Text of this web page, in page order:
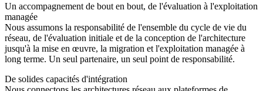
Un accompagnement de bout en bout, de l'évaluation à l'exploitation
managée
Nous assumons la responsabilité de l'ensemble du cycle de vie du
réseau, de l'évaluation initiale et de la conception de l'architecture
jusqu'à la mise en œuvre, la migration et l'exploitation managée à
long terme. Un seul partenaire, un seul point de responsabilité.
De solides capacités d'intégration